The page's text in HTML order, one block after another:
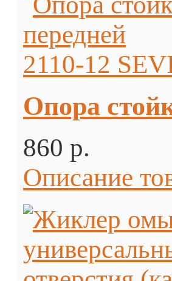
Опора
860 p.
Описание